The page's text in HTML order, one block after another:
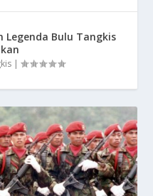
Legenda Bulu Tangkis
|